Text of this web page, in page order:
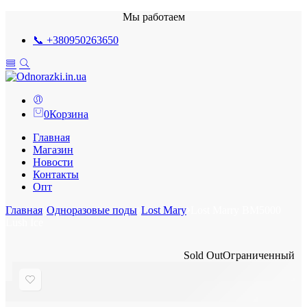
Мы работаем
📞 +380950263650
0Корзина
Главная
Магазин
Новости
Контакты
Опт
Главная Одноразовые поды Lost Mary
Ограниченный
Sold Out